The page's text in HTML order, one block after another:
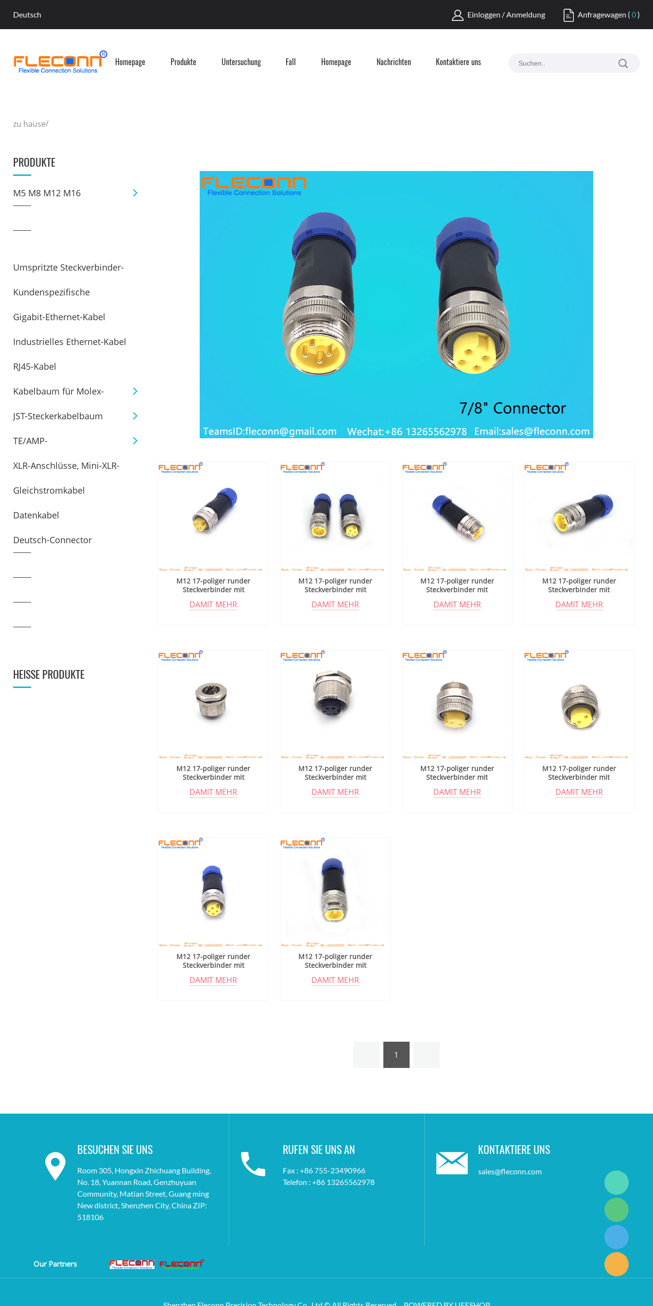
Deutsch Einloggen / Anmeldung Anfragewagen (0)
Homepage Produkte Untersuchung Fall Homepage Nachrichten Kontaktiere uns
zu hause/
PRODUKTE
M5 M8 M12 M16
Umspritzte Steckverbinder-
Kabelbäume
Kundenspezifische
Kabelkonfektionen
Gigabit-Ethernet-Kabel
Industrielles Ethernet-Kabel
RJ45-Kabel
Kabelbaum für Molex-
Stecker
JST-Steckerkabelbaum
TE/AMP-
Steckverbinderkabelkonfektionen
XLR-Anschlüsse, Mini-XLR-
Stecker- und Buchsenkabel
Gleichstromkabel
Datenkabel
Deutsch-Connector
HEISSE PRODUKTE
M12 17-poliger runder
Steckverbinder mit
DAMIT MEHR
M12 17-poliger runder
Steckverbinder mit
DAMIT MEHR
M12 17-poliger runder
Steckverbinder mit
DAMIT MEHR
M12 17-poliger runder
Steckverbinder mit
DAMIT MEHR
M12 17-poliger runder
Steckverbinder mit
DAMIT MEHR
M12 17-poliger runder
Steckverbinder mit
DAMIT MEHR
M12 17-poliger runder
Steckverbinder mit
DAMIT MEHR
M12 17-poliger runder
Steckverbinder mit
DAMIT MEHR
M12 17-poliger runder
Steckverbinder mit
DAMIT MEHR
M12 17-poliger runder
Steckverbinder mit
DAMIT MEHR
1
BESUCHEN SIE UNS
Room 305, Hongxin Zhichuang Building,
No. 18, Yuannan Road, Genzhuyuan
Community, Matian Street, Guang ming
New district, Shenzhen City, China ZIP:
518106
RUFEN SIE UNS AN
Fax : +86 755-23490966
Telefon : +86 13265562978
KONTAKTIERE UNS
sales@fleconn.com
Our Partners